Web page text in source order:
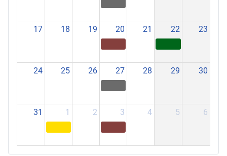
17 18 19 20 21 22 23
24 25 26 27 28 29 30
31 1 2 3 4 5 6